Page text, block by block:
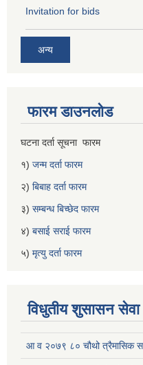
Invitation for bids
अन्य
फारम डाउनलोड
घटना दर्ता सूचना फारम
१) जन्म दर्ता फारम
२) बिबाह दर्ता फारम
३) सम्बन्ध बिच्छेद फारम
४) बसाई सराई फारम
५) मृत्यु दर्ता फारम
विधुतीय शुसासन सेवा
आ व २०७९ ८० चौथो त्रैमासिक